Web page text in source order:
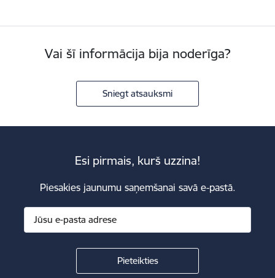
Vai šī informācija bija noderīga?
Sniegt atsauksmi
Esi pirmais, kurš uzzina!
Piesakies jaunumu saņemšanai savā e-pastā.